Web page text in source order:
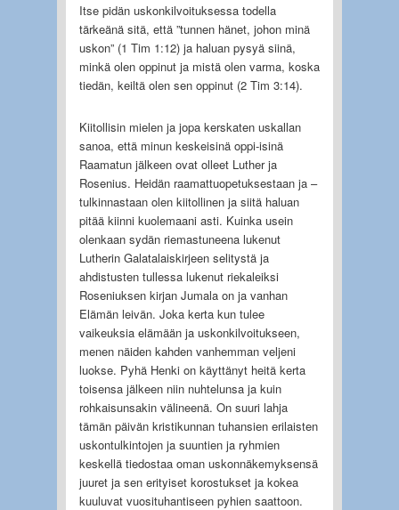
Itse pidän uskonkilvoituksessa todella
tärkeänä sitä, että ”tunnen hänet, johon minä
uskon” (1 Tim 1:12) ja haluan pysyä siinä,
minkä olen oppinut ja mistä olen varma, koska
tiedän, keiltä olen sen oppinut (2 Tim 3:14).
Kiitollisin mielen ja jopa kerskaten uskallan
sanoa, että minun keskeisinä oppi-isinä
Raamatun jälkeen ovat olleet Luther ja
Rosenius. Heidän raamattuopetuksestaan ja –
tulkinnastaan olen kiitollinen ja siitä haluan
pitää kiinni kuolemaani asti. Kuinka usein
olenkaan sydän riemastuneena lukenut
Lutherin Galatalaiskirjeen selitystä ja
ahdistusten tullessa lukenut riekaleiksi
Roseniuksen kirjan Jumala on ja vanhan
Elämän leivän. Joka kerta kun tulee
vaikeuksia elämään ja uskonkilvoitukseen,
menen näiden kahden vanhemman veljeni
luokse. Pyhä Henki on käyttänyt heitä kerta
toisensa jälkeen niin nuhtelunsa ja kuin
rohkaisunsakin välineenä. On suuri lahja
tämän päivän kristikunnan tuhansien erilaisten
uskontulkintojen ja suuntien ja ryhmien
keskellä tiedostaa oman uskonnäkemyksensä
juuret ja sen erityiset korostukset ja kokea
kuuluvat vuosituhantiseen pyhien saattoon.